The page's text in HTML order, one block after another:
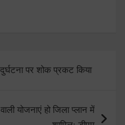
पर शोक प्रकट किया
योजनाएं हो जिला प्लान में